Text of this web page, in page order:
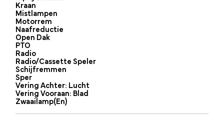
Kraan
Mistlampen
Motorrem
Naafreductie
Open Dak
PTO
Radio
Radio/Cassette Speler
Schijfremmen
Sper
Vering Achter: Lucht
Vering Vooraan: Blad
Zwaailamp(en)